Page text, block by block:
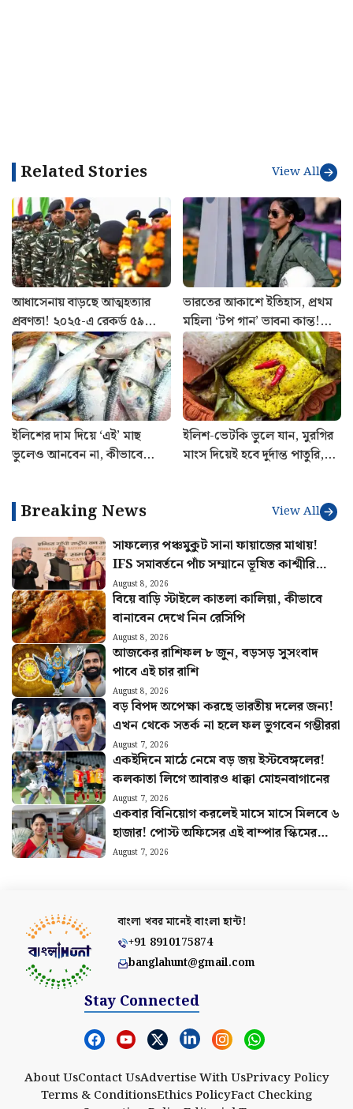
Related Stories View All
আধাসেনায় বাড়ছে আত্মহত্যার
প্রবণতা! ২০২৫-এ রেকর্ড ৫৯
CRPF জওয়ানের মৃত্যু, প্রকাশ্যে
রিপোর্ট
ভারতের আকাশে ইতিহাস, প্রথম
মহিলা ‘টপ গান’ ভাবনা কান্ত!
যুদ্ধকৌশলে নতুন মাইলফলক
বায়ুসেনার
ইলিশের দাম দিয়ে ‘এই’ মাছ
ভুলেও আনবেন না, কীভাবে
ইলিশ-ভেটকি ভুলে যান, মুরগির
মাংস দিয়েই হবে দুর্দান্ত পাতুরি,
Breaking News View All
সাফল্যের পঞ্চমুকুট সানা ফায়াজের মাথায়!
IFS সমাবর্তনে পাঁচ সম্মানে ভূষিত কাশ্মীরি
কন্যা
August 8, 2026
বিয়ে বাড়ি স্টাইলে কাতলা কালিয়া, কীভাবে
বানাবেন দেখে নিন রেসিপি
August 8, 2026
আজকের রাশিফল ৮ জুন, বড়সড় সুসংবাদ
পাবে এই চার রাশি
August 8, 2026
বড় বিপদ অপেক্ষা করছে ভারতীয় দলের জন্য!
এখন থেকে সতর্ক না হলে ফল ভুগবেন গম্ভীররা
August 7, 2026
একইদিনে মাঠে নেমে বড় জয় ইস্টবেঙ্গলের!
কলকাতা লিগে আবারও ধাক্কা মোহনবাগানের
August 7, 2026
একবার বিনিয়োগ করলেই মাসে মাসে মিলবে ৬
হাজার! পোস্ট অফিসের এই বাম্পার স্কিমের
হিসাব বুঝুন
August 7, 2026
বাংলা খবর মানেইবাংলা হান্ট!
+91 8910175874
banglahunt@gmail.com
Stay Connected
About UsContact UsAdvertise With UsPrivacy Policy
Terms & ConditionsEthics PolicyFact Checking